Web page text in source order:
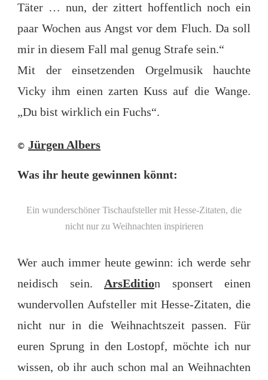
Täter … nun, der zittert hoffentlich noch ein
paar Wochen aus Angst vor dem Fluch. Da soll
mir in diesem Fall mal genug Strafe sein.“
Mit der einsetzenden Orgelmusik hauchte
Vicky ihm einen zarten Kuss auf die Wange.
„Du bist wirklich ein Fuchs“.
© Jürgen Albers
Was ihr heute gewinnen könnt:
Ein wunderschöner Tischaufsteller mit Hesse-Zitaten, die
nicht nur zu Weihnachten inspirieren
Wer auch immer heute gewinn: ich werde sehr
neidisch sein. ArsEdition sponsert einen
wundervollen Aufsteller mit Hesse-Zitaten, die
nicht nur in die Weihnachtszeit passen. Für
euren Sprung in den Lostopf, möchte ich nur
wissen, ob ihr auch schon mal an Weihnachten